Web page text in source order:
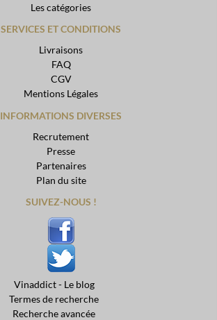
Les catégories
SERVICES ET CONDITIONS
Livraisons
FAQ
CGV
Mentions Légales
INFORMATIONS DIVERSES
Recrutement
Presse
Partenaires
Plan du site
SUIVEZ-NOUS !
Vinaddict - Le blog
Termes de recherche
Recherche avancée